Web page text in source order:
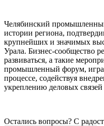
Челябинский
истории региона,
крупнейших и значимых
Урала. Бизнес-сообщество
развиваться, а такие
промышленный форум,
процессе, содействуя
укреплению деловых
Остались вопросы? С